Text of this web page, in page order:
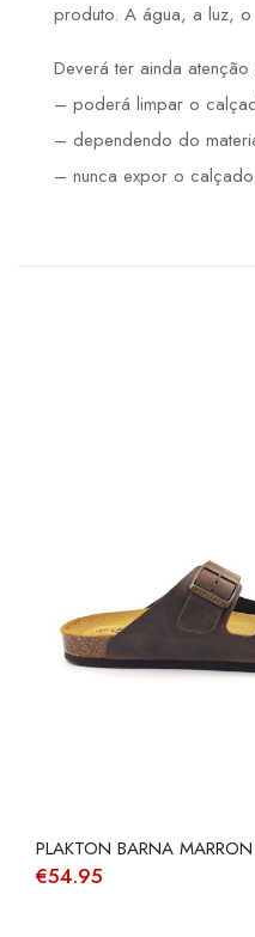
produto. A água, a luz,
Deverá ter ainda
– poderá limpar o
– dependendo do
– nunca expor o
PLAKTON BARNA MARRON
€54.95